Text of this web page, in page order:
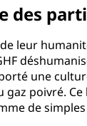
des
leur
une
poivré.
de